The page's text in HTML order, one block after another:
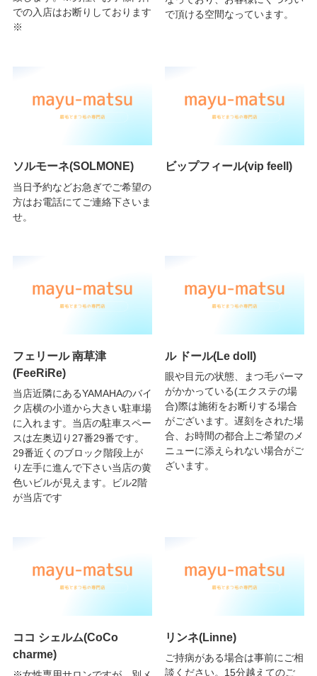
での入店はお断りしております
※
で頂ける空間なっています。
ソルモーネ(SOLMONE)
当日予約などお急ぎでご希望の
方はお電話にてご連絡下さいま
せ。
ビップフィール(vip feell)
フェリール 南草津
(FeeRiRe)
当店近隣にあるYAMAHAのバイ
ク店横の小道から大きい駐車場
に入れます。当店の駐車スペー
スは左奥辺り27番29番です。
29番近くのブロック階段上が
り左手に進んで下さい当店の黄
色いビルが見えます。ビル2階
が当店です
ル ドール(Le doll)
眼や目元の状態、まつ毛パーマ
がかかっている(エクステの場
合)際は施術をお断りする場合
がございます。遅刻をされた場
合、お時間の都合上ご希望のメ
ニューに添えられない場合がご
ざいます。
ココ シェルム(CoCo
charme)
リンネ(Linne)
ご持病がある場合は事前にご相
談ください。15分越えてのご